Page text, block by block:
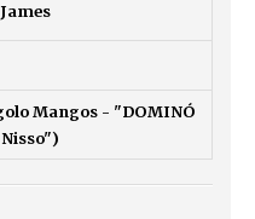
Mangos - "DOMINÓ